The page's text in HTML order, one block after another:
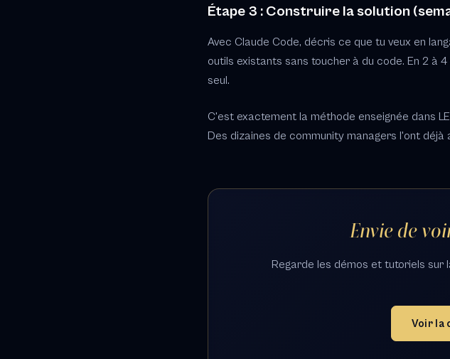
Étape 3 : Construire la solution
Avec Claude Code, décris ce que tu veux en
outils existants sans toucher à du code. En 2 à
seul.
C'est exactement la méthode enseignée dans
Des dizaines de community managers l'ont déjà
Envie de
Regarde les démos et tutoriels sur
Voir la